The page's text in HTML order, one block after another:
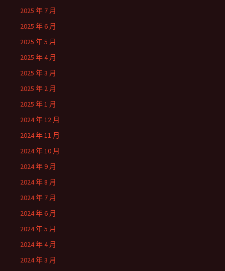
2025 年 7 月
2025 年 6 月
2025 年 5 月
2025 年 4 月
2025 年 3 月
2025 年 2 月
2025 年 1 月
2024 年 12 月
2024 年 11 月
2024 年 10 月
2024 年 9 月
2024 年 8 月
2024 年 7 月
2024 年 6 月
2024 年 5 月
2024 年 4 月
2024 年 3 月